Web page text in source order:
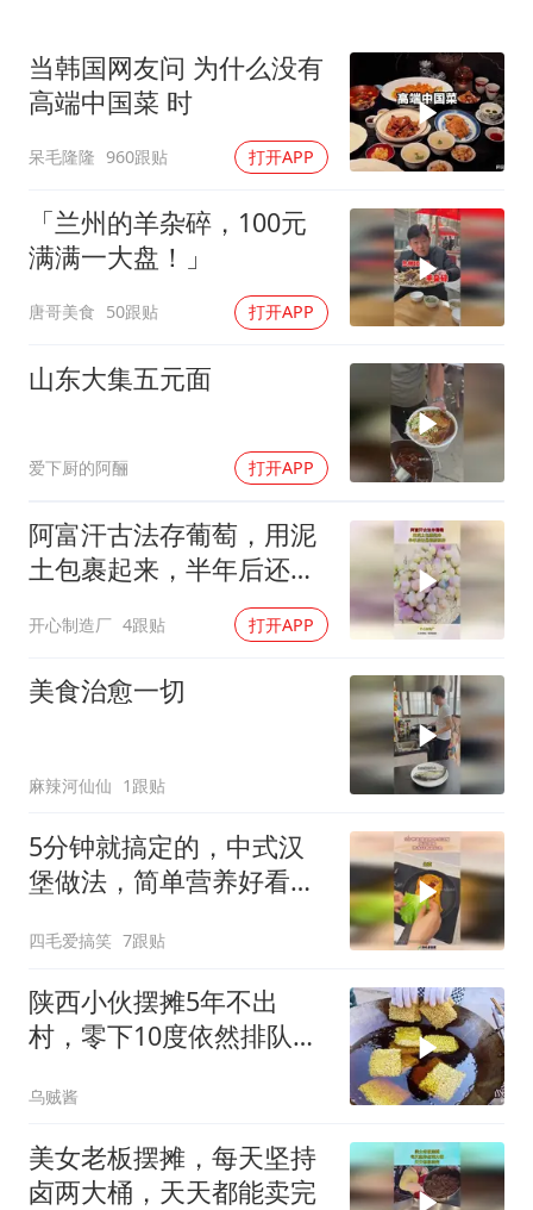
BLG经理辟谣Bin离队
总书记点赞的非遗苗绣焕发新生机
当韩国网友问 为什么没有
高端中国菜 时
呆毛隆隆 960跟贴 打开APP
「兰州的羊杂碎，100元
满满一大盘！」
唐哥美食 50跟贴 打开APP
山东大集五元面
爱下厨的阿酾 打开APP
阿富汗古法存葡萄，用泥
土包裹起来，半年后还是
开心制造厂 4跟贴 打开APP
美食治愈一切
麻辣河仙仙 1跟贴
5分钟就搞定的，中式汉
堡做法，简单营养好看又
四毛爱搞笑 7跟贴
陕西小伙摆摊5年不出
村，零下10度依然排队，
乌贼酱
美女老板摆摊，每天坚持
卤两大桶，天天都能卖完